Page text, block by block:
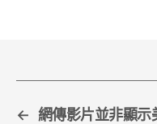
← 網傳影片並非顯